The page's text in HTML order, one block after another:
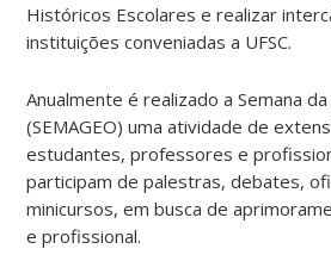
Históricos Escolares e realizar
instituições conveniadas a UFSC.
Anualmente é realizado a Semana
(SEMAGEO) uma atividade de
estudantes, professores e
participam de palestras, debates,
minicursos, em busca de
e profissional.